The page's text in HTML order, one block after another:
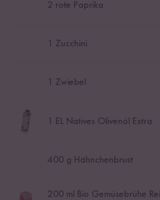
2 rote Paprika
1 Zucchini
1 Zwiebel
EL Natives Olivenöl Extra
400 g Hähnchenbrust
200 ml Bio Gemüsebrühe